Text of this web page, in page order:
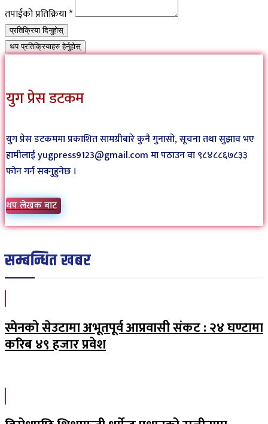
तपाईंको प्रतिक्रिया*
प्रतिक्रिया दिनुहोस्
थप प्रतिक्रियाहरु हेर्नुहोस्
युग प्रेस डटकम
युग प्रेस डटकममा प्रकाशित सामग्रीबारे कुनै गुनासो, सूचना तथा सुझाव भए
हामीलाई yugpress9123@gmail.com मा पठाउन वा ९८४८८६७८३३
फोन गर्न सक्नुहुनेछ ।
थप लेखक बाट
सम्बन्धित खबर
स्पेनको सेउटामा अभूतपूर्व आप्रवासी संकट : २४ घण्टामा
करिब ४९ हजार प्रवेश